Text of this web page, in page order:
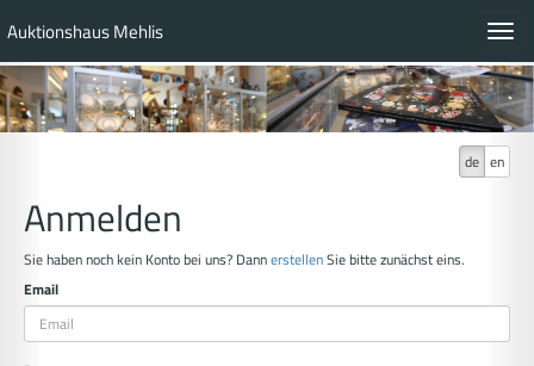
Auktionshaus Mehlis
de en
Anmelden
Sie haben noch kein Konto bei uns? DannerstellenSie bitte zunächst eins.
Email